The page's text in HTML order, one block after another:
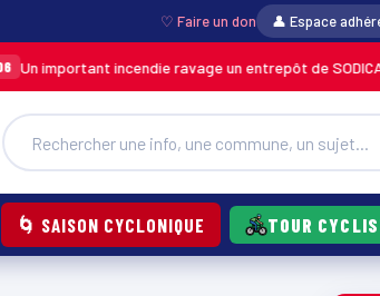
♡ Faire un don 👤 Espace
incendie ravage un entrepôt de SODICAR au
🌀 SAISON CYCLONIQUE TOUR